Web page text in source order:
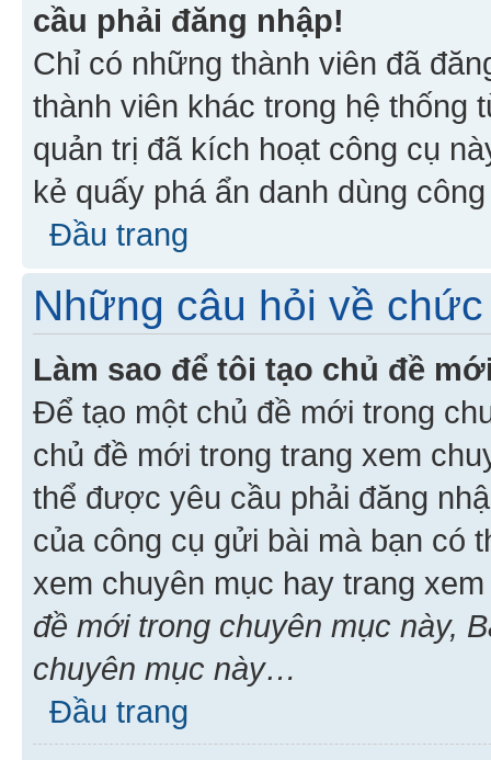
cầu phải đăng nhập!
Chỉ có những thành viên đã
thành viên khác trong hệ thống
quản trị đã kích hoạt công cụ
kẻ quấy phá ẩn danh dùng
Đầu trang
Những câu hỏi về
Làm sao để tôi tạo chủ đề
Để tạo một chủ đề mới trong
chủ đề mới trong trang xem
thể được yêu cầu phải đăng
của công cụ gửi bài mà bạn có
xem chuyên mục hay trang
đề mới trong chuyên mục này,
chuyên mục này…
Đầu trang